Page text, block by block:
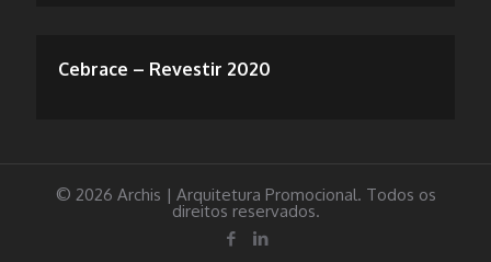
Cebrace – Revestir 2020
© 2026 Archis | Arquitetura Promocional. Todos os
direitos reservados.